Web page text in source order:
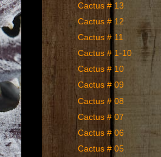
Cactus # 13
Cactus # 12
Cactus # 11
Cactus # 1-10
Cactus # 10
Cactus # 09
Cactus # 08
Cactus # 07
Cactus # 06
Cactus # 05